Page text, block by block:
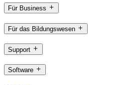
Für Business
Für das Bildungswesen
Support
Software